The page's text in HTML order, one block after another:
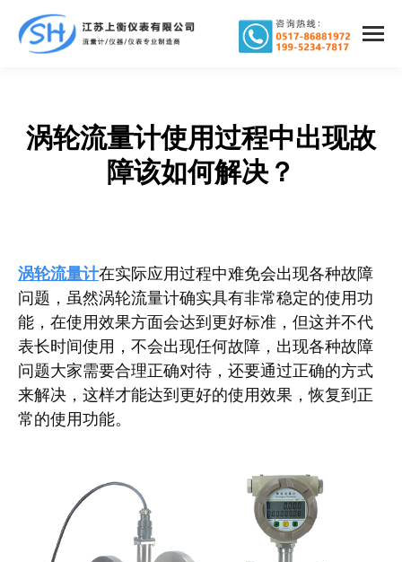
涡轮流量计使用过程中出现故
障该如何解决？
您在这里：
涡轮流量计在实际应用过程中难免会出现各种故障
问题，虽然涡轮流量计确实具有非常稳定的使用功
能，在使用效果方面会达到更好标准，但这并不代
表长时间使用，不会出现任何故障，出现各种故障
问题大家需要合理正确对待，还要通过正确的方式
来解决，这样才能达到更好的使用效果，恢复到正
常的使用功能。